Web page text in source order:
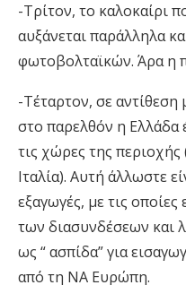
-Τρίτον, το καλοκαίρι
αυξάνεται παράλληλα
φωτοβολταϊκών. Άρα η
-Τέταρτον, σε
στο παρελθόν η Ελλάδα
τις χώρες της
Ιταλία). Αυτή άλλωστε
εξαγωγές, με τις οποίες
των διασυνδέσεων και
ως “ ασπίδα” για
από τη ΝΑ Ευρώπη.